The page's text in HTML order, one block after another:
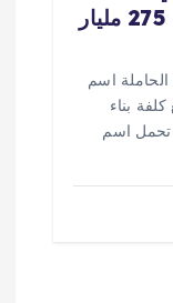
الحاملة اسم ترمب قد تكلف 275 مليار
الحاملة اسم
تبلغ كلفة بناء
حربية تحمل اسم